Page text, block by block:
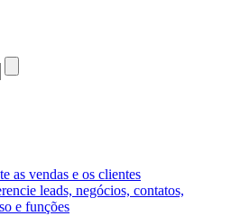
as vendas e os clientes
leads, negócios, contatos,
e funções